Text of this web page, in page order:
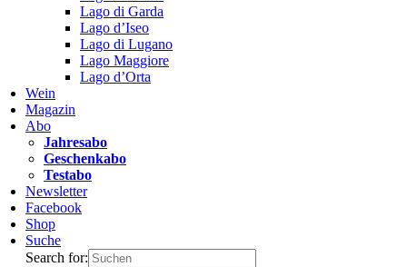
Lago di Garda
Lago d’Iseo
Lago di Lugano
Lago Maggiore
Lago d’Orta
Wein
Magazin
Abo
Jahresabo
Geschenkabo
Testabo
Newsletter
Facebook
Shop
Suche
Search for: